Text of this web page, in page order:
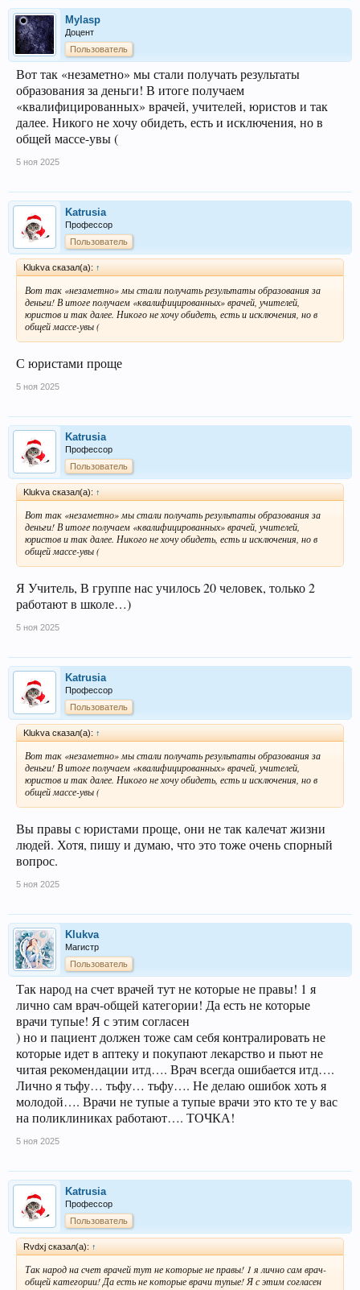
Mylasp
Доцент
Пользователь
Вот так «незаметно» мы стали получать результаты
образования за деньги! В итоге получаем
«квалифицированных» врачей, учителей, юристов и так
далее. Никого не хочу обидеть, есть и исключения, но в
общей массе-увы (
5 ноя 2025
Katrusia
Профессор
Пользователь
Klukva сказал(а): ↑
Вот так «незаметно» мы стали получать результаты образования за
деньги! В итоге получаем «квалифицированных» врачей, учителей,
юристов и так далее. Никого не хочу обидеть, есть и исключения, но в
общей массе-увы (
С юристами проще
5 ноя 2025
Katrusia
Профессор
Пользователь
Klukva сказал(а): ↑
Вот так «незаметно» мы стали получать результаты образования за
деньги! В итоге получаем «квалифицированных» врачей, учителей,
юристов и так далее. Никого не хочу обидеть, есть и исключения, но в
общей массе-увы (
Я Учитель, В группе нас училось 20 человек, только 2
работают в школе…)
5 ноя 2025
Katrusia
Профессор
Пользователь
Klukva сказал(а): ↑
Вот так «незаметно» мы стали получать результаты образования за
деньги! В итоге получаем «квалифицированных» врачей, учителей,
юристов и так далее. Никого не хочу обидеть, есть и исключения, но в
общей массе-увы (
Вы правы с юристами проще, они не так калечат жизни
людей. Хотя, пишу и думаю, что это тоже очень спорный
вопрос.
5 ноя 2025
Klukva
Магистр
Пользователь
Так народ на счет врачей тут не которые не правы! 1 я
лично сам врач-общей категории! Да есть не которые
врачи тупые! Я с этим согласен
) но и пациент должен тоже сам себя контралировать не
которые идет в аптеку и покупают лекарство и пьют не
читая рекомендации итд…. Врач всегда ошибается итд….
Лично я тьфу… тьфу… тьфу…. Не делаю ошибок хоть я
молодой…. Врачи не тупые а тупые врачи это кто те у вас
на поликлиниках работают…. ТОЧКА!
5 ноя 2025
Katrusia
Профессор
Пользователь
Rvdxj сказал(а): ↑
Так народ на счет врачей тут не которые не правы! 1 я лично сам врач-
общей категории! Да есть не которые врачи тупые! Я с этим согласен